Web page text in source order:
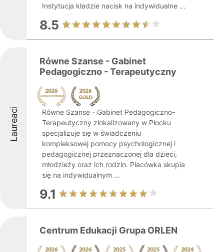
Instytucja kładzie nacisk na indywidualne ...
8.5
Laureaci
Równe Szanse - Gabinet
Pedagogiczno - Terapeutyczny
Równe Szanse - Gabinet Pedagogiczno-
Terapeutyczny zlokalizowany w Płocku
specjalizuje się w świadczeniu
kompleksowej pomocy psychologicznej i
pedagogicznej przeznaczonej dla dzieci,
młodzieży oraz ich rodzin. Placówka skupia
się na indywidualnym ...
9.1
Centrum Edukacji Grupa ORLEN